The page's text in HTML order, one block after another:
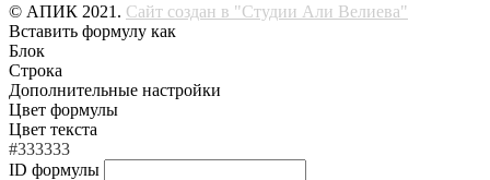
© АПИК 2021. Сайт создан в "Студии Али Велиева"
Вставить формулу как
Блок
Строка
Дополнительные настройки
Цвет формулы
Цвет текста
#333333
ID формулы